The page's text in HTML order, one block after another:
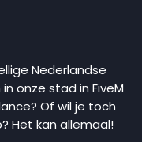
Nederlandse
onze stad in FiveM
Of wil je toch
Het kan allemaal!